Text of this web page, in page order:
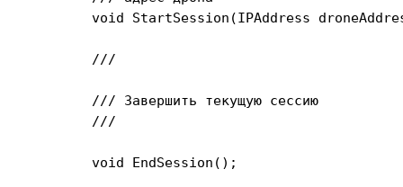
	void StartSession(IPAddress droneAddress);
	///
	///
	void EndSession();